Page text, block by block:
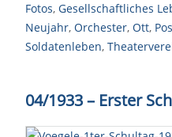
Fotos, Gesellschaftliches
Neujahr, Orchester, Ott,
Soldatenleben,
04/1933 – Erster